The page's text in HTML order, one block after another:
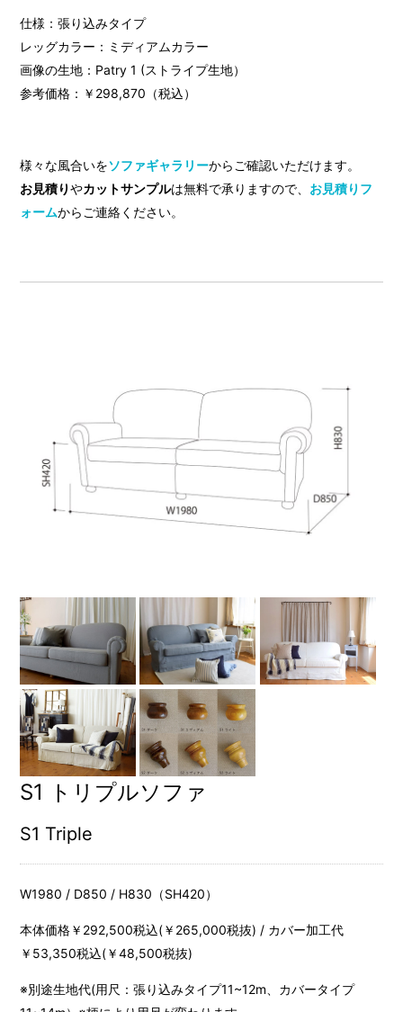
仕様：張り込みタイプ
レッグカラー：ミディアムカラー
画像の生地：Patry 1 (ストライプ生地）
参考価格：￥298,870（税込）
様々な風合いをソファギャラリーからご確認いただけます。
お見積りやカットサンプルは無料で承りますので、 お見積りフ
ォームからご連絡ください。
S1 トリプルソファ
S1 Triple
W1980 / D850 / H830（SH420）
本体価格￥292,500税込(￥265,000税抜) / カバー加工代
￥53,350税込(￥48,500税抜)
※別途生地代(用尺：張り込みタイプ11~12m、カバータイプ